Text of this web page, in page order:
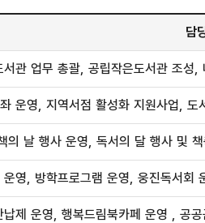
담
관 업무 총괄, 공립작은도서관 조성,
운영, 지역서점 활성화 지원사업, 도
의 날 행사 운영, 독서의 달 행사 및
영, 방학프로그램 운영, 웅진독서회
납제 운영, 행복드림북카페 운영 , 공